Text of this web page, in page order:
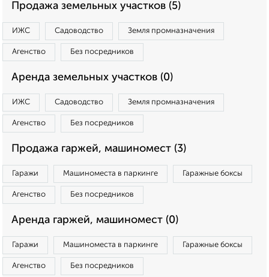
Продажа земельных участков (5)
ИЖС Садоводство Земля промназначения
Агенство Без посредников
Аренда земельных участков (0)
ИЖС Садоводство Земля промназначения
Агенство Без посредников
Продажа гаржей, машиномест (3)
Гаражи Машиноместа в паркинге Гаражные боксы
Агенство Без посредников
Аренда гаржей, машиномест (0)
Гаражи Машиноместа в паркинге Гаражные боксы
Агенство Без посредников